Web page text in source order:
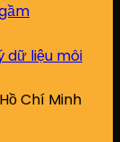
Chí Minh
dữ liệu môi